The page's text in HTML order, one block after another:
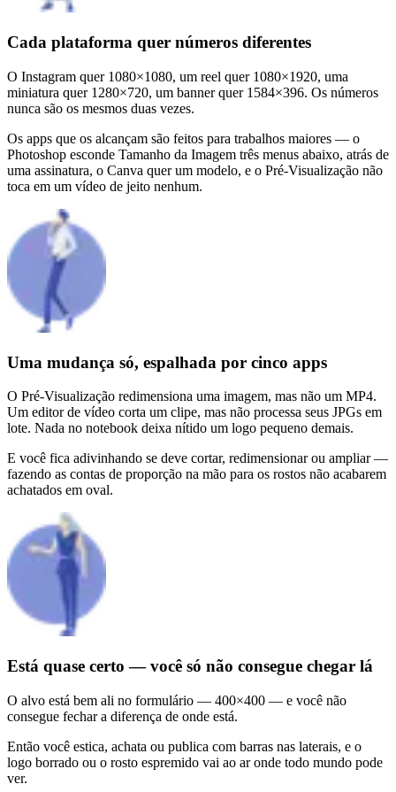
Cada plataforma quer números diferentes
O Instagram quer 1080×1080, um reel quer 1080×1920, uma
miniatura quer 1280×720, um banner quer 1584×396. Os números
nunca são os mesmos duas vezes.
Os apps que os alcançam são feitos para trabalhos maiores — o
Photoshop esconde Tamanho da Imagem três menus abaixo, atrás de
uma assinatura, o Canva quer um modelo, e o Pré-Visualização não
toca em um vídeo de jeito nenhum.
Uma mudança só, espalhada por cinco apps
O Pré-Visualização redimensiona uma imagem, mas não um MP4.
Um editor de vídeo corta um clipe, mas não processa seus JPGs em
lote. Nada no notebook deixa nítido um logo pequeno demais.
E você fica adivinhando se deve cortar, redimensionar ou ampliar —
fazendo as contas de proporção na mão para os rostos não acabarem
achatados em oval.
Está quase certo — você só não consegue chegar lá
O alvo está bem ali no formulário — 400×400 — e você não
consegue fechar a diferença de onde está.
Então você estica, achata ou publica com barras nas laterais, e o
logo borrado ou o rosto espremido vai ao ar onde todo mundo pode
ver.